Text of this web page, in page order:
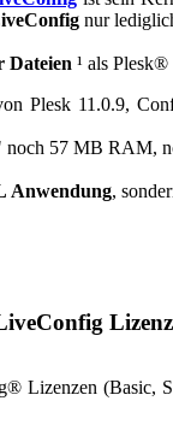
nur
Dateien ¹ als
Plesk 11.0.9,
noch 57 MB RAM,
Anwendung,
Lizenzen (Basic,